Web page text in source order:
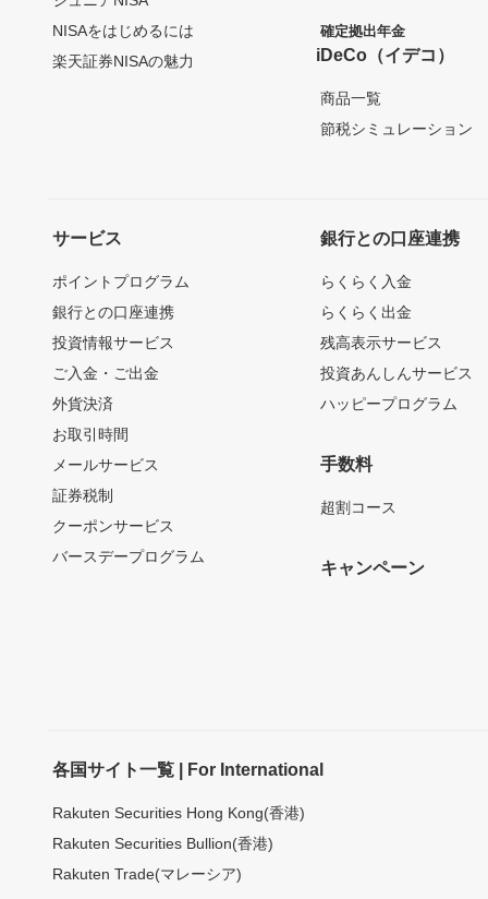
NISAをはじめるには
楽天証券NISAの魅力
確定拠出年金
iDeCo（イデコ）
商品一覧
節税シミュレーション
サービス
ポイントプログラム
銀行との口座連携
投資情報サービス
ご入金・ご出金
外貨決済
お取引時間
メールサービス
証券税制
クーポンサービス
バースデープログラム
銀行との口座連携
らくらく入金
らくらく出金
残高表示サービス
投資あんしんサービス
ハッピープログラム
手数料
超割コース
キャンペーン
各国サイト一覧 | For International
Rakuten Securities Hong Kong(香港)
Rakuten Securities Bullion(香港)
Rakuten Trade(マレーシア)